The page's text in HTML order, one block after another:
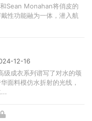
Sean Monahan将俏皮的
性功能融为一体，潜入航
12-16
成衣系列谱写了对水的颂
面料模仿水折射的光线，